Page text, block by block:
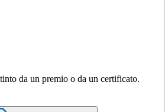
da un premio o da un certificato.